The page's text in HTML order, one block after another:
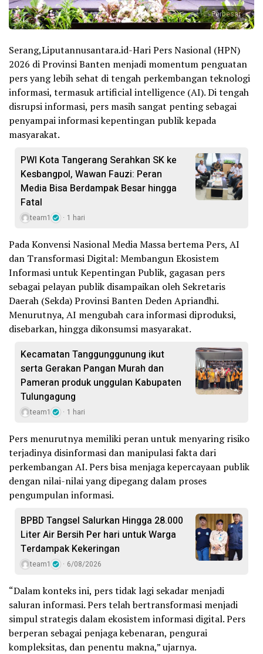
Perbesar
Serang,Liputannusantara.id-Hari Pers Nasional (HPN)
2026 di Provinsi Banten menjadi momentum penguatan
pers yang lebih sehat di tengah perkembangan teknologi
informasi, termasuk artificial intelligence (AI). Di tengah
disrupsi informasi, pers masih sangat penting sebagai
penyampai informasi kepentingan publik kepada
masyarakat.
PWI Kota Tangerang Serahkan SK ke
Kesbangpol, Wawan Fauzi: Peran
Media Bisa Berdampak Besar hingga
Fatal
team1 1 hari
Pada Konvensi Nasional Media Massa bertema Pers, AI
dan Transformasi Digital: Membangun Ekosistem
Informasi untuk Kepentingan Publik, gagasan pers
sebagai pelayan publik disampaikan oleh Sekretaris
Daerah (Sekda) Provinsi Banten Deden Apriandhi.
Menurutnya, AI mengubah cara informasi diproduksi,
disebarkan, hingga dikonsumsi masyarakat.
Kecamatan Tanggunggunung ikut
serta Gerakan Pangan Murah dan
Pameran produk unggulan Kabupaten
Tulungagung
team1 1 hari
Pers menurutnya memiliki peran untuk menyaring risiko
terjadinya disinformasi dan manipulasi fakta dari
perkembangan AI. Pers bisa menjaga kepercayaan publik
dengan nilai-nilai yang dipegang dalam proses
pengumpulan informasi.
BPBD Tangsel Salurkan Hingga 28.000
Liter Air Bersih Per hari untuk Warga
Terdampak Kekeringan
team1 6/08/2026
“Dalam konteks ini, pers tidak lagi sekadar menjadi
saluran informasi. Pers telah bertransformasi menjadi
simpul strategis dalam ekosistem informasi digital. Pers
berperan sebagai penjaga kebenaran, pengurai
kompleksitas, dan penentu makna,” ujarnya.